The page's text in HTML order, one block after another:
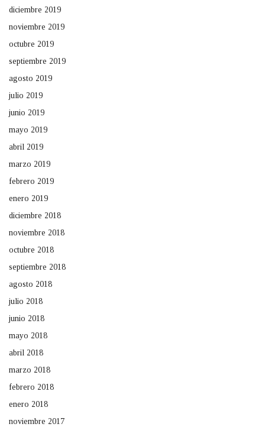
diciembre 2019
noviembre 2019
octubre 2019
septiembre 2019
agosto 2019
julio 2019
junio 2019
mayo 2019
abril 2019
marzo 2019
febrero 2019
enero 2019
diciembre 2018
noviembre 2018
octubre 2018
septiembre 2018
agosto 2018
julio 2018
junio 2018
mayo 2018
abril 2018
marzo 2018
febrero 2018
enero 2018
noviembre 2017